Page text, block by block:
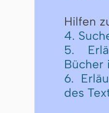
Hilfen
4.
5.
Bücher
6.
des